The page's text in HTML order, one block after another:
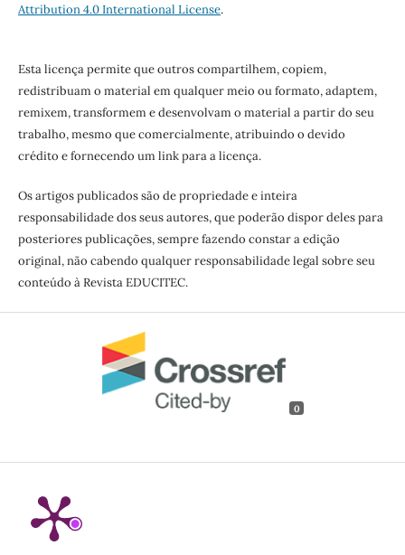
Attribution 4.0 International License.
Esta licença permite que outros compartilhem, copiem,
redistribuam o material em qualquer meio ou formato, adaptem,
remixem, transformem e desenvolvam o material a partir do seu
trabalho, mesmo que comercialmente, atribuindo o devido
crédito e fornecendo um link para a licença.
Os artigos publicados são de propriedade e inteira
responsabilidade dos seus autores, que poderão dispor deles para
posteriores publicações, sempre fazendo constar a edição
original, não cabendo qualquer responsabilidade legal sobre seu
conteúdo à Revista EDUCITEC.
0